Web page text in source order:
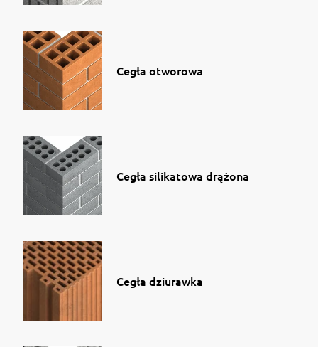
Cegła otworowa
Cegła silikatowa drążona
Cegła dziurawka